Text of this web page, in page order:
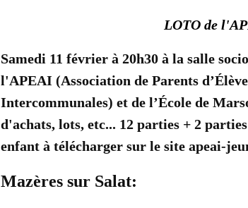
LOTO de
Samedi 11 février à 20h30 à la salle
l'APEAI (Association de Parents
Intercommunales) et de l’École de
d'achats, lots, etc... 12 parties + 2
enfant à télécharger sur le site apeai-
Mazères sur Salat: